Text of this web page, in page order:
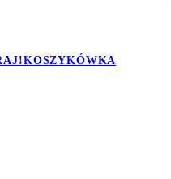
KOSZYKÓWKA